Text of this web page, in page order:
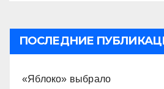
ПОСЛЕДНИЕ
«Яблоко» выбрало